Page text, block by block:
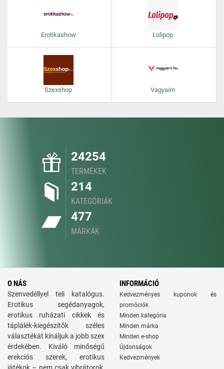
Erotikashow Lolipop
Szexshop Vagyaim
24254
TERMÉKEK
214
KATEGÓRIÁK
477
MÁRKÁK
O NÁS
Szenvedéllyel teli katalógus.
Erotikus segédanyagok,
erotikus ruházati cikkek és
táplálék-kiegészítők széles
választékát kínáljuk a jobb szex
érdekében. Kiváló minőségű
erekciós szerek, erotikus
INFORMÁCIÓ
Kedvezményes kuponok és
promóciók
Minden kategória
Minden márka
Minden e-shop
Újdonságok
Kedvezmények